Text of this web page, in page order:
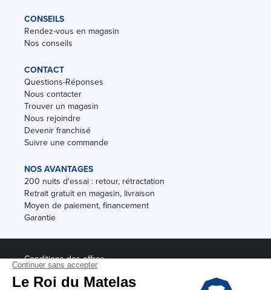
CONSEILS
Rendez-vous en magasin
Nos conseils
CONTACT
Questions-Réponses
Nous contacter
Trouver un magasin
Nous rejoindre
Devenir franchisé
Suivre une commande
NOS AVANTAGES
200 nuits d'essai : retour, rétractation
Retrait gratuit en magasin, livraison
Moyen de paiement, financement
Garantie
Conditions des offres
Black Friday
Destockage